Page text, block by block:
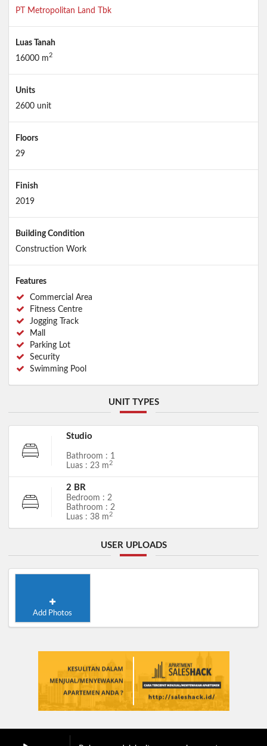
PT Metropolitan Land Tbk
Luas Tanah
16000 m2
Units
2600 unit
Floors
29
Finish
2019
Building Condition
Construction Work
Features
Commercial Area
Fitness Centre
Jogging Track
Mall
Parking Lot
Security
Swimming Pool
UNIT TYPES
Studio
Bathroom : 1
Luas : 23 m2
2 BR
Bedroom : 2
Bathroom : 2
Luas : 38 m 2
USER UPLOADS
Add Photos